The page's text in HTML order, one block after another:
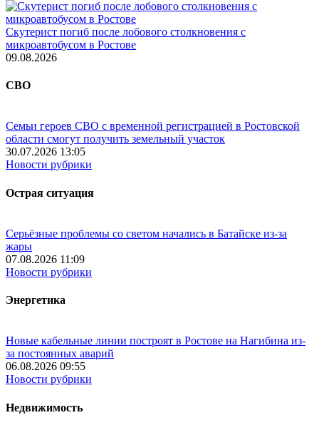
Скутерист погиб после лобового столкновения с
микроавтобусом в Ростове
09.08.2026
СВО
Семьи героев СВО с временной регистрацией в Ростовской
области смогут получить земельный участок
30.07.2026 13:05
Новости рубрики
Острая ситуация
Серьёзные проблемы со светом начались в Батайске из-за
жары
07.08.2026 11:09
Новости рубрики
Энергетика
Новые кабельные линии построят в Ростове на Нагибина из-
за постоянных аварий
06.08.2026 09:55
Новости рубрики
Недвижимость